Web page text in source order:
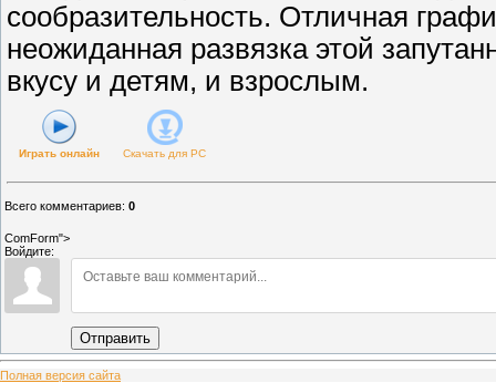
сообразительность. Отличная
неожиданная развязка этой
вкусу и детям, и взрослым.
Играть онлайн Скачать для PC
Всего комментариев: 0
ComForm">
Войдите:
Отправить
Полная версия сайта